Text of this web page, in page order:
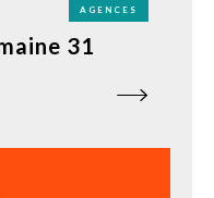
AGENCES
31